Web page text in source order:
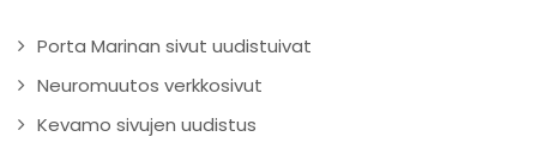
Porta Marinan sivut uudistuivat
Neuromuutos verkkosivut
Kevamo sivujen uudistus